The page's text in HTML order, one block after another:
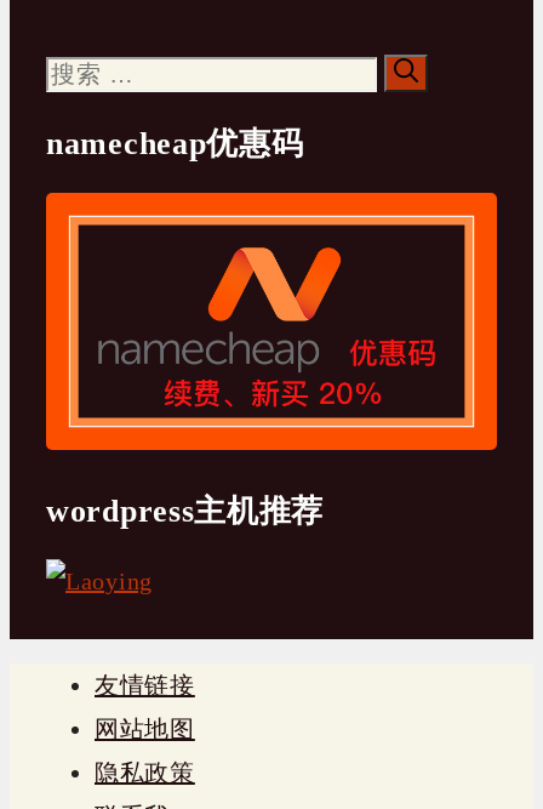
搜
namecheap优惠码
wordpress主机推荐
友情链接
网站地图
隐私政策